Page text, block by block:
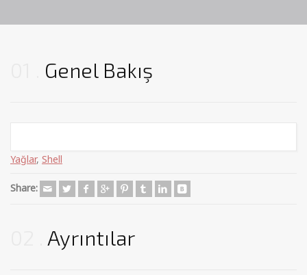
Genel Bakış
Yağlar, Shell
Share:
Ayrıntılar